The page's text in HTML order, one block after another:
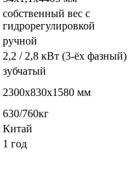
собственный вес с
гидрорегулировкой
ручной
2,2 / 2,8 кВт (3-ёх фазный)
зубчатый
2300х830х1580 мм
630/760кг
Китай
1 год